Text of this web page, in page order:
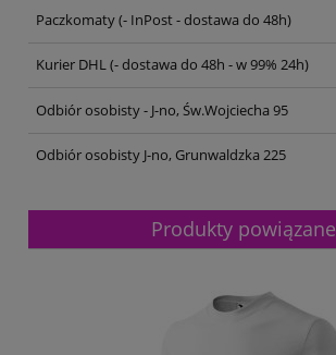
Paczkomaty(- InPost - dostawa do 48h)
Kurier DHL(- dostawa do 48h - w 99% 24h)
Odbiór osobisty - J-no, Św.Wojciecha 95
Odbiór osobisty J-no, Grunwaldzka 225
Produkty powiązane